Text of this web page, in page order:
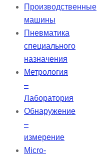
Производственные
машины
Пневматика
специального
назначения
Метрология
–
Лаборатория
Обнаружение
–
измерение
Micro-